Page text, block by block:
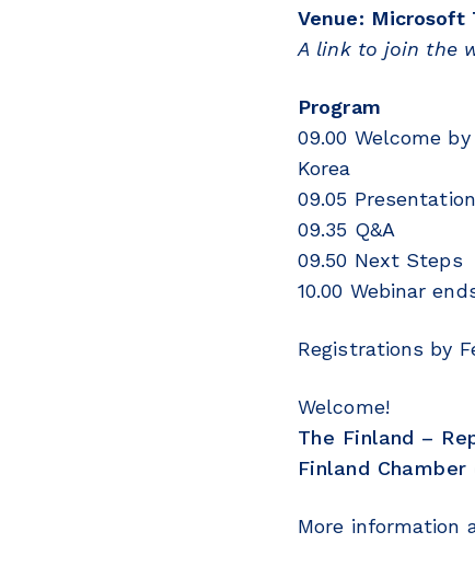
Venue: Microsoft
A link to join the
Program
09.00 Welcome by
Korea
09.05
09.35 Q&A
09.50 Next Steps
10.00 Webinar
Registrations by
Welcome!
The Finland –
Finland
More information